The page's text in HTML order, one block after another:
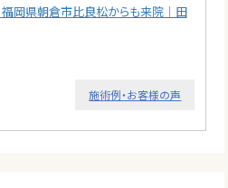
岡県朝倉市比良松からも来院｜田
施術例・お客様の声